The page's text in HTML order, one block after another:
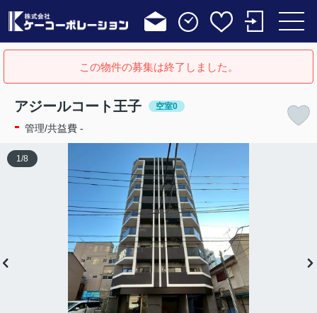
この物件の募集は終了しました。
アジールコート王子 空室0
- 管理/共益費 -
1 /8